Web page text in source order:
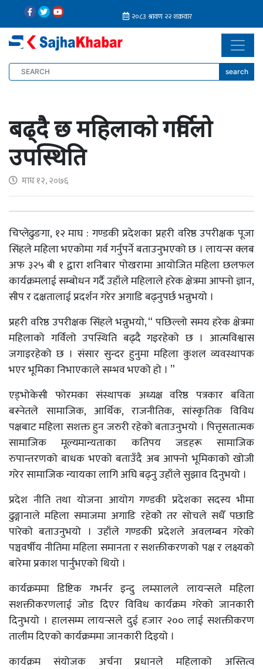
search
बढ्दै छ महिलाको गर्विलो
उपस्थिति
माघ १२, २०७६
चिप्लेढुङगा, १२ माघ : गण्डकी प्रदेशका प्रहरी वरिष्ठ उपरीक्षक पूजा
सिंहले महिला भएकोमा गर्व गर्नुपर्ने बताउनुभएको छ । लायन्स क्लब
अफ ३२५ बी १ द्वारा शनिबार पोखरामा आयोजित महिला छलफल
कार्यक्रमलाई सम्बोधन गर्दै उहाँले महिलाले हरेक क्षेत्रमा आफ्नो ज्ञान,
सीप र दक्षतालाई प्रदर्शन गरेर अगाडि बढ्नुपर्छ भन्नुभयो ।
प्रहरी वरिष्ठ उपरीक्षक सिंहले भन्नुभयो, “ पछिल्लो समय हरेक क्षेत्रमा
महिलाको गर्विलो उपस्थिति बढ्दै गइरहेको छ । आत्मविश्वास
जगाइरहेको छ । संसार सुन्दर हुनुमा महिला कुशल व्यवस्थापक
भएर भूमिका निभाएकाले सम्भव भएको हो । ”
एड्भोकेसी फोरमका संस्थापक अध्यक्ष वरिष्ठ पत्रकार बविता
बस्नेतले सामाजिक, आर्थिक, राजनीतिक, सांस्कृतिक विविध
पक्षबाट महिला सशक्त हुन जरुरी रहेको बताउनुभयो । पित्तृसतात्मक
सामाजिक मूल्यमान्यताका कतिपय जडहरू सामाजिक
रुपान्तरणको बाधक भएको बताउँदै अब आफ्नो भूमिकाको खोजी
गरेर सामाजिक न्यायका लागि अघि बढ्नु उहाँले सुझाव दिनुभयो ।
प्रदेश नीति तथा योजना आयोग गण्डकी प्रदेशका सदस्य भीमा
ढुङ्गानाले महिला समाजमा अगाडि रहेकोे तर सोचले सधैँ पछाडि
पारेको बताउनुभयो । उहाँले गण्डकी प्रदेशले अवलम्बन गरेको
पञ्चवर्षीय नीतिमा महिला समानता र सशक्तीकरणको पक्ष र लक्ष्यको
बारेमा प्रकाश पार्नुभएको थियो ।
कार्यक्रममा डिष्टिक गभर्नर इन्दु लम्सालले लायन्सले महिला
सशक्तीकरणलाई जोड दिएर विविध कार्यक्रम गरेको जानकारी
दिनुभयो । हालसम्म लायन्सले दुई हजार २०० लाई सशक्तीकरण
तालीम दिएको कार्यक्रममा जानकारी दिइयो ।
कार्यक्रम संयोजक अर्चना प्रधानले महिलाको अस्तित्व